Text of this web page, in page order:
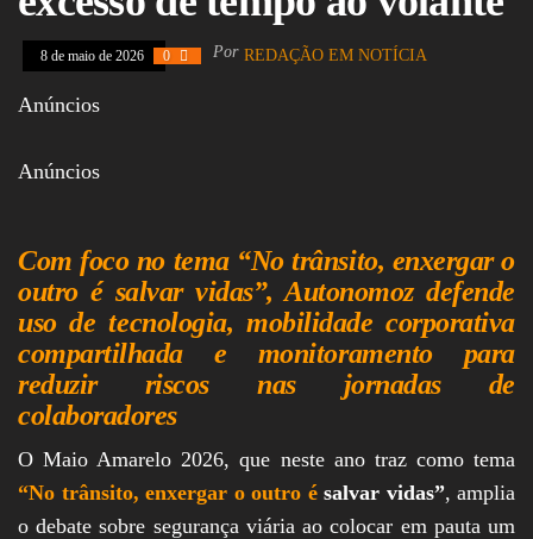
Assembleia
Senado, São Paulo,
Emprego,
Empreendedorismo,
Negócios,
Oportunidades,
8 de maio de 2026 0 Por REDAÇÃO EM NOTÍCIA
Anúncios
Anúncios
Com foco no tema “No trânsito, enxergar o
outro é salvar vidas”, Autonomoz defende
uso de tecnologia, mobilidade corporativa
compartilhada e monitoramento para
reduzir riscos nas jornadas de
colaboradores
O Maio Amarelo 2026, que neste ano traz como tema
“No trânsito, enxergar o outro ésalvar vidas”, amplia
o debate sobre segurança viária ao colocar em pauta um